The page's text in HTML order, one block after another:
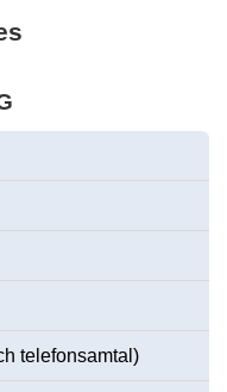
telefonsamtal)